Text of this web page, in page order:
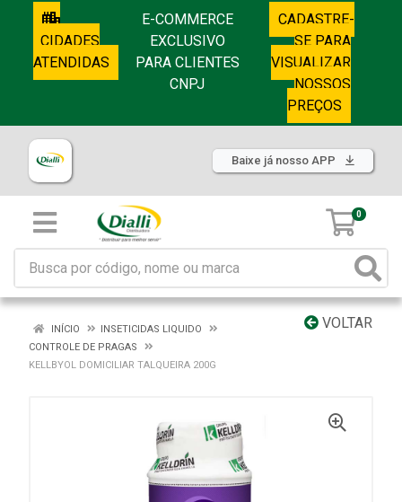
CIDADES
ATENDIDAS
E-COMMERCE
EXCLUSIVO
PARA CLIENTES
CNPJ
CADASTRE-
SE PARA
VISUALIZAR
NOSSOS
PREÇOS
Baixe já nosso APP
0
VOLTAR
INÍCIO
INSETICIDAS LIQUIDO
CONTROLE DE PRAGAS
KELLBYOL DOMICILIAR TALQUEIRA 200G